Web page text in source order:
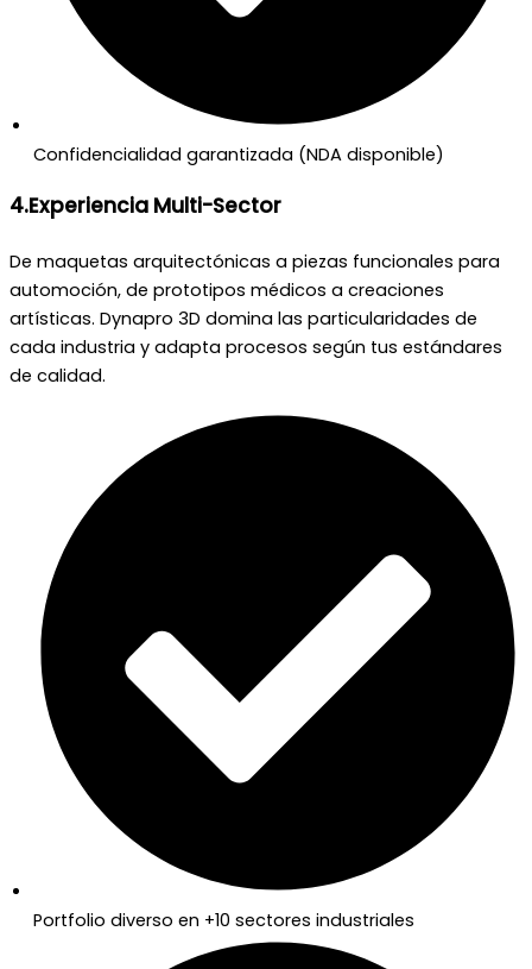
Confidencialidad garantizada (NDA disponible)
4.Experiencia Multi-Sector
De maquetas arquitectónicas a piezas funcionales para
automoción, de prototipos médicos a creaciones
artísticas. Dynapro 3D domina las particularidades de
cada industria y adapta procesos según tus estándares
de calidad.
Portfolio diverso en +10 sectores industriales